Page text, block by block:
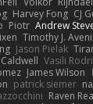
Harvey Fong CJ
Piotr Andrew
Timothy J. Aveni
Jason Pielak
Vasili
James Wilson
patrick siemer
Raven